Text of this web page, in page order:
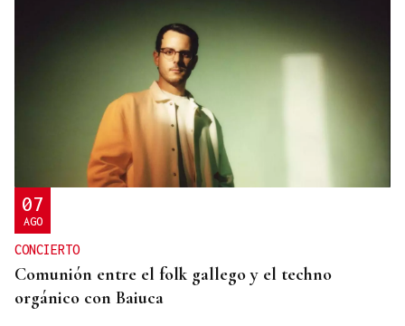
07
AGO
CONCIERTO
Comunión entre el folk gallego y el techno
orgánico con Baiuca